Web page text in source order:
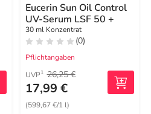
Eucerin Sun Oil Control
UV-Serum LSF 50 +
30 ml Konzentrat
(0)
Pflichtangaben
UVP1 26,25 €
17,99 €
(599,67 €/1 l)